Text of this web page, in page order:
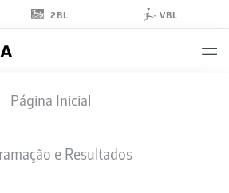
2BL VBL
Página Inicial
e Resultados